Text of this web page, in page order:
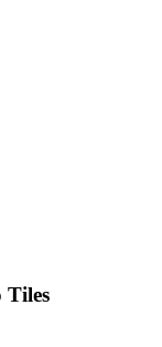
Tiles